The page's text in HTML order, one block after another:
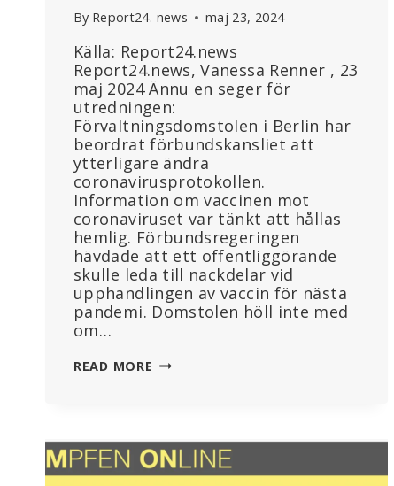
By Report24. news maj 23, 2024
Källa: Report24.news
Report24.news, Vanessa Renner , 23
maj 2024 Ännu en seger för
utredningen:
Förvaltningsdomstolen i Berlin har
beordrat förbundskansliet att
ytterligare ändra
coronavirusprotokollen.
Information om vaccinen mot
coronaviruset var tänkt att hållas
hemlig. Förbundsregeringen
hävdade att ett offentliggörande
skulle leda till nackdelar vid
upphandlingen av vaccin för nästa
pandemi. Domstolen höll inte med
om…
READ MORE YTTERLIGARE
REGERINGEN:
VACCINATIONSINFORMATION
I